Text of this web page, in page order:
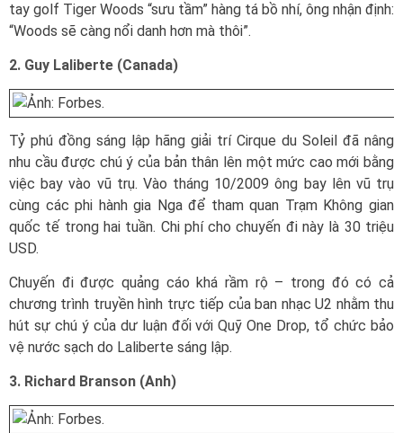
tay golf Tiger Woods “sưu tầm” hàng tá bồ nhí, ông nhận định:
“Woods sẽ càng nổi danh hơn mà thôi”.
2. Guy Laliberte (Canada)
Tỷ phú đồng sáng lập hãng giải trí Cirque du Soleil đã nâng
nhu cầu được chú ý của bản thân lên một mức cao mới bằng
việc bay vào vũ trụ. Vào tháng 10/2009 ông bay lên vũ trụ
cùng các phi hành gia Nga để tham quan Trạm Không gian
quốc tế trong hai tuần. Chi phí cho chuyến đi này là 30 triệu
USD.
Chuyến đi được quảng cáo khá rầm rộ – trong đó có cả
chương trình truyền hình trực tiếp của ban nhạc U2 nhằm thu
hút sự chú ý của dư luận đối với Quỹ One Drop, tổ chức bảo
vệ nước sạch do Laliberte sáng lập.
3. Richard Branson (Anh)